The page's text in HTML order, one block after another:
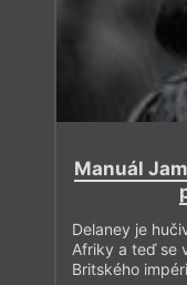
Manuál
Delaney je
Afriky a teď se
Britského